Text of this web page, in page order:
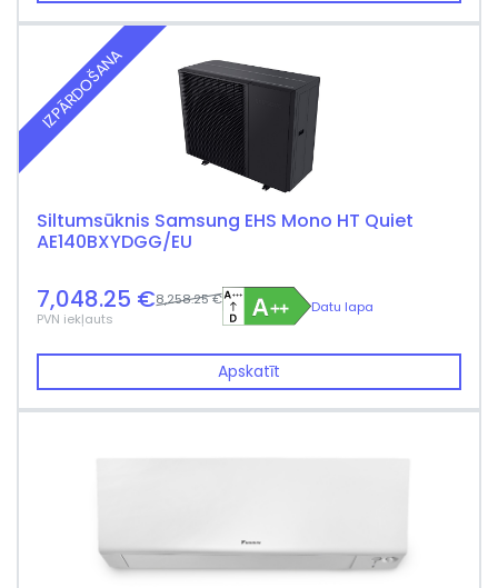
IZPĀRDOŠANA
Siltumsūknis Samsung EHS Mono HT Quiet
AE140BXYDGG/EU
7,048.25 €
PVN iekļauts
8,258.25 € Datu lapa
Apskatīt